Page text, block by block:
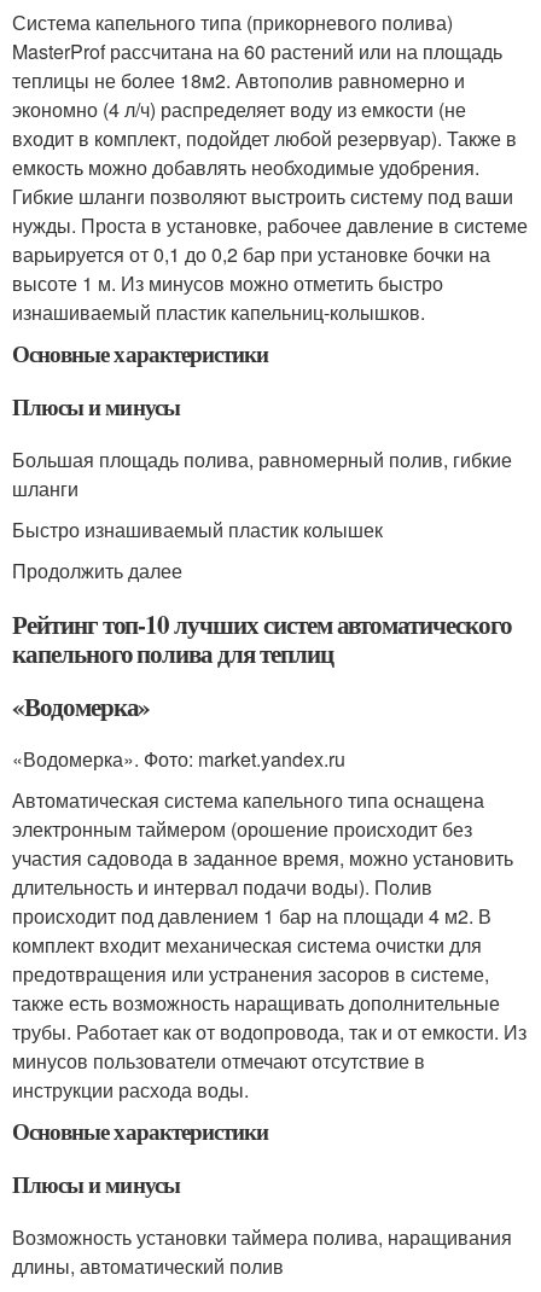
Система капельного типа (прикорневого полива)
MasterProf рассчитана на 60 растений или на площадь
теплицы не более 18м2. Автополив равномерно и
экономно (4 л/ч) распределяет воду из емкости (не
входит в комплект, подойдет любой резервуар). Также в
емкость можно добавлять необходимые удобрения.
Гибкие шланги позволяют выстроить систему под ваши
нужды. Проста в установке, рабочее давление в системе
варьируется от 0,1 до 0,2 бар при установке бочки на
высоте 1 м. Из минусов можно отметить быстро
изнашиваемый пластик капельниц-колышков.
Основные характеристики
Плюсы и минусы
Большая площадь полива, равномерный полив, гибкие
шланги
Быстро изнашиваемый пластик колышек
Продолжить далее
Рейтинг топ-10 лучших систем автоматического
капельного полива для теплиц
«Водомерка»
«Водомерка». Фото: market.yandex.ru
Автоматическая система капельного типа оснащена
электронным таймером (орошение происходит без
участия садовода в заданное время, можно установить
длительность и интервал подачи воды). Полив
происходит под давлением 1 бар на площади 4 м2. В
комплект входит механическая система очистки для
предотвращения или устранения засоров в системе,
также есть возможность наращивать дополнительные
трубы. Работает как от водопровода, так и от емкости. Из
минусов пользователи отмечают отсутствие в
инструкции расхода воды.
Основные характеристики
Плюсы и минусы
Возможность установки таймера полива, наращивания
длины, автоматический полив